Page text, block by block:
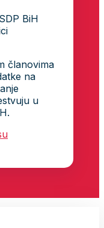
BiH
članovima
na
u